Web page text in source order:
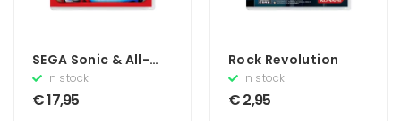
SEGA Sonic & All-
Stars Racing
Transformed
(Essentials)
In stock
€17,95
Rock Revolution
In stock
€2,95